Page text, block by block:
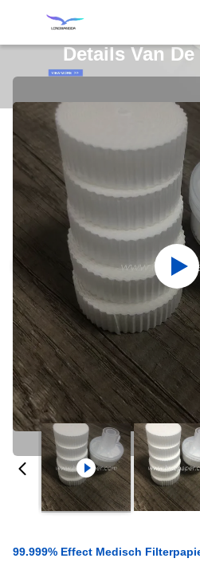
Details Van
99.999% Effect Medisch